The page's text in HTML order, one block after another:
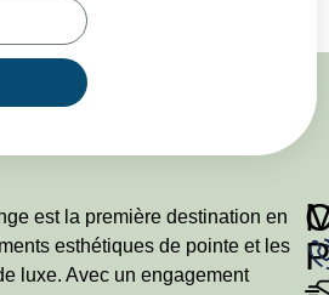
est la première destination en
esthétiques de pointe et les
luxe. Avec un engagement